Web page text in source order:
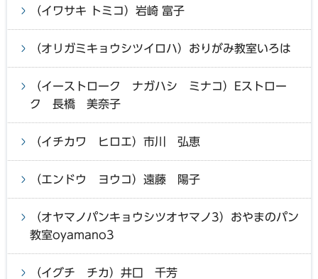
（イワサキ トミコ）岩崎 富子
（オリガミキョウシツイロハ）おりがみ教室いろは
（イーストローク ナガハシ ミナコ）Eストロー
ク 長橋 美奈子
（イチカワ ヒロエ）市川 弘恵
（エンドウ ヨウコ）遠藤 陽子
（オヤマノパンキョウシツオヤマノ3）おやまのパン
教室oyamano3
（イグチ チカ）井口 千芳